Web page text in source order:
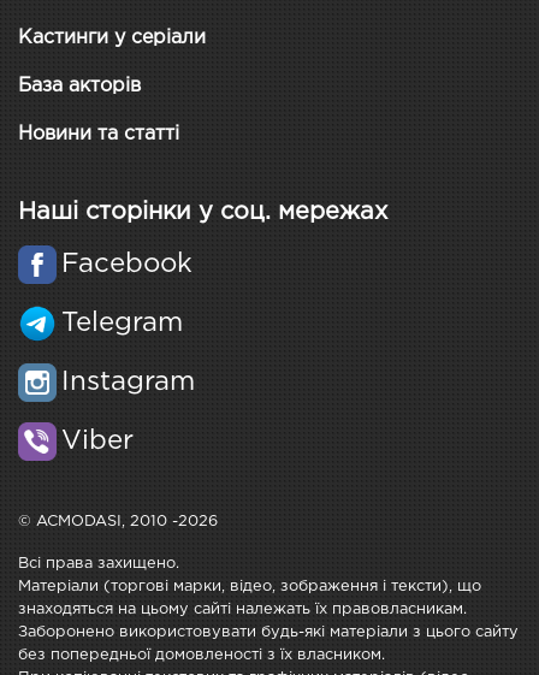
Кастинги у серіали
База акторів
Новини та статті
Наші сторінки у соц. мережах
Facebook
Telegram
Instagram
Viber
© ACMODASI, 2010 -2026
Всі права захищено.
Матеріали (торгові марки, відео, зображення і тексти), що
знаходяться на цьому сайті належать їх правовласникам.
Заборонено використовувати будь-які матеріали з цього сайту
без попередньої домовленості з їх власником.